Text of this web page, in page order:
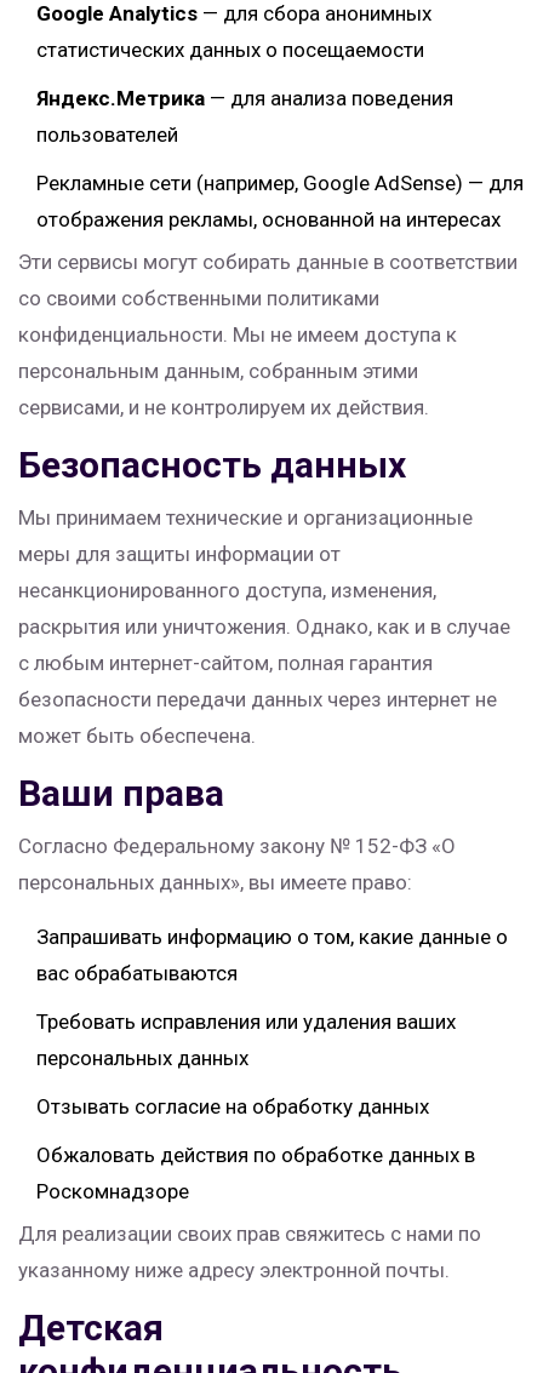
Google Analytics — для сбора анонимных
статистических данных о посещаемости
Яндекс.Метрика — для анализа поведения
пользователей
Рекламные сети (например, Google AdSense) — для
отображения рекламы, основанной на интересах
Эти сервисы могут собирать данные в соответствии
со своими собственными политиками
конфиденциальности. Мы не имеем доступа к
персональным данным, собранным этими
сервисами, и не контролируем их действия.
Безопасность данных
Мы принимаем технические и организационные
меры для защиты информации от
несанкционированного доступа, изменения,
раскрытия или уничтожения. Однако, как и в случае
с любым интернет-сайтом, полная гарантия
безопасности передачи данных через интернет не
может быть обеспечена.
Ваши права
Согласно Федеральному закону № 152-ФЗ «О
персональных данных», вы имеете право:
Запрашивать информацию о том, какие данные о
вас обрабатываются
Требовать исправления или удаления ваших
персональных данных
Отзывать согласие на обработку данных
Обжаловать действия по обработке данных в
Роскомнадзоре
Для реализации своих прав свяжитесь с нами по
указанному ниже адресу электронной почты.
Детская